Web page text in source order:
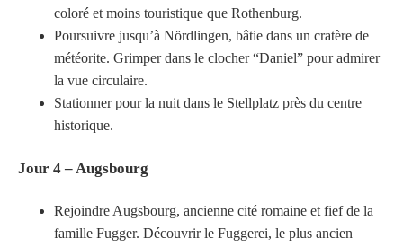
coloré et moins touristique que Rothenburg.
Poursuivre jusqu’à Nördlingen, bâtie dans un cratère de
météorite. Grimper dans le clocher “Daniel” pour admirer
la vue circulaire.
Stationner pour la nuit dans le Stellplatz près du centre
historique.
Jour 4 – Augsbourg
Rejoindre Augsbourg, ancienne cité romaine et fief de la
famille Fugger. Découvrir le Fuggerei, le plus ancien